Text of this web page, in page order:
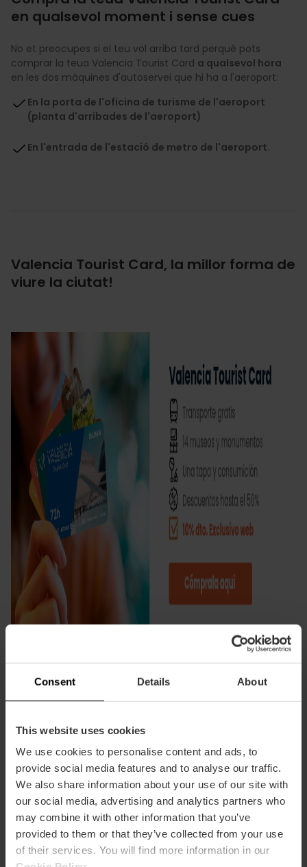
Consent Details About
This website uses cookies
We use cookies to personalise content and ads, to
provide social media features and to analyse our traffic.
We also share information about your use of our site with
our social media, advertising and analytics partners who
may combine it with other information that you’ve
provided to them or that they’ve collected from your use
of their services. You will find more information in our
en qualsevol moment i sense cues
No et preocupes si el teu vol arriba tard perquè pots
comprar la teua Valencia Tourist Card a qualsevol hora
en les dos màquines d'autoservei que hi ha a l'aeroport:
En la porta de l'oficina de turisme de l'aeroport
(planta d'arribades de l'aeroport)
En l'entrada de l'estació de metro de l'aeroport.
Valencia Tourist Card, la millor forma de
viure la ciutat!
Informació pràctica
Horari
Servici 24 hores.